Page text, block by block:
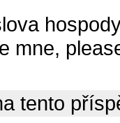
mne,
tento